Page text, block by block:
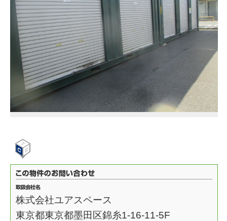
株式会社ユアスペース
東京都東京都墨田区錦糸1-16-11-5F